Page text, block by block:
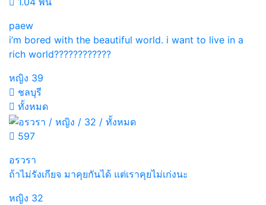
paew
i’m bored with the beautiful world. i want to live in a
rich world????????????
หญิง 39
ชลบุรี
ทั้งหมด
597
อรวรา
ถ้าไม่รังเกียจ มาคุยกันได้ แต่เราคุยไม่เก่งนะ
หญิง 32